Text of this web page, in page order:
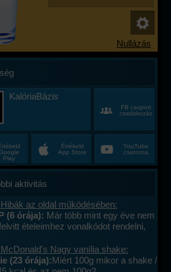
KalóriaBázis
FB csoport
csatlakozás
Play
Értékeld
App Store
YouTube
csatorna
aktivitás
az oldal működésében:
(6 órája): Már több mint egy éve nem
ételeimhez vonalkódot rendelni,
megy. A mások által megadott
le tudom olvasni , jól működik. .
cseréltem, a legújabb android fut,
Nagy vanília shake:
(23 órája):Miért 100g mikor a shake /